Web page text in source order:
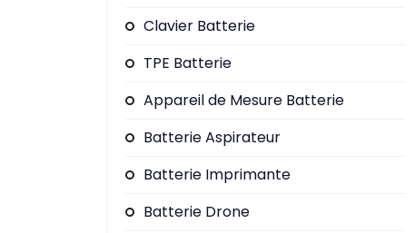
Clavier Batterie
TPE Batterie
Appareil de Mesure Batterie
Batterie Aspirateur
Batterie Imprimante
Batterie Drone